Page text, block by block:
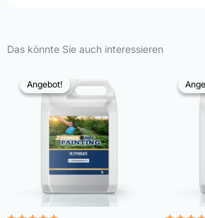
Das könnte Sie auch interessieren
Angebot!
Angebot!